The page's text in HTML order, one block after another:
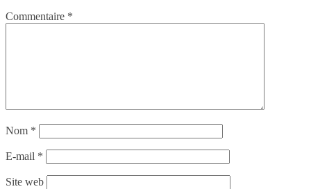
Commentaire *
Nom *
E-mail *
Site web